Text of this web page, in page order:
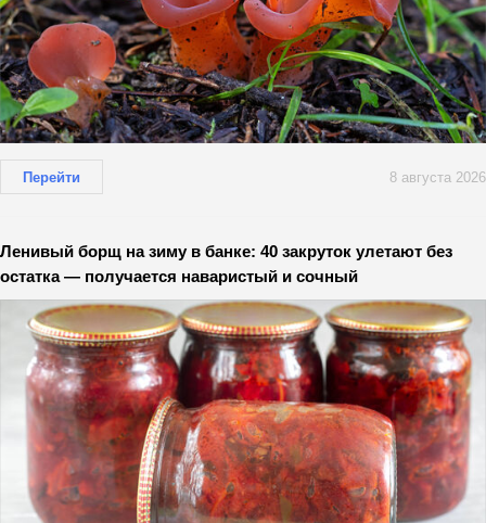
Перейти 8 августа 2026
Ленивый борщ на зиму в банке: 40 закруток улетают без
остатка — получается наваристый и сочный